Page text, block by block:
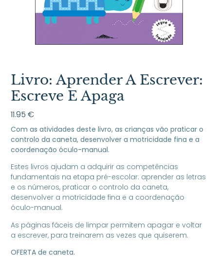
Livro: Aprender A Escrever:
Escreve E Apaga
11.95€
Com as atividades deste livro, as crianças vão praticar o
controlo da caneta, desenvolver a motricidade fina e a
coordenação óculo-manual.
Estes livros ajudam a adquirir as competências
fundamentais na etapa pré-escolar: aprender as letras
e os números, praticar o controlo da caneta,
desenvolver a motricidade fina e a coordenação
óculo-manual.
As páginas fáceis de limpar permitem apagar e voltar
a escrever, para treinarem as vezes que quiserem.
OFERTA de caneta.